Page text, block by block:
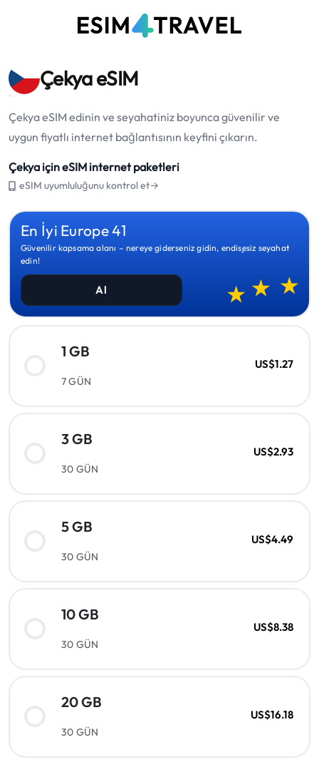
Çekya eSIM
Çekya eSIM edinin ve seyahatiniz boyunca güvenilir ve
uygun fiyatlı internet bağlantısının keyfini çıkarın.
Çekya için eSIM internet paketleri
eSIM uyumluluğunu kontrol et→
En İyi Europe 41
Güvenilir kapsama alanı – nereye giderseniz gidin, endişesiz seyahat
edin!
Al
1 GB
7 GÜN
US$1.27
3 GB
30 GÜN
US$2.93
5 GB
30 GÜN
US$4.49
10 GB
30 GÜN
US$8.38
20 GB
30 GÜN
US$16.18